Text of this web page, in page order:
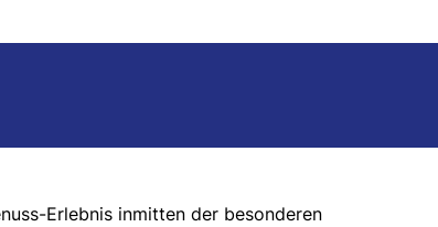
Erlebnis inmitten der besonderen